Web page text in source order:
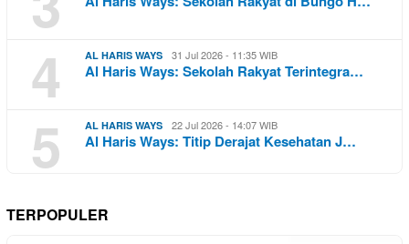
4 AL HARIS WAYS 31 Jul 2026 - 11:35 WIB
Al Haris Ways: Sekolah Rakyat Terintegra…
5 AL HARIS WAYS 22 Jul 2026 - 14:07 WIB
Al Haris Ways: Titip Derajat Kesehatan J…
TERPOPULER